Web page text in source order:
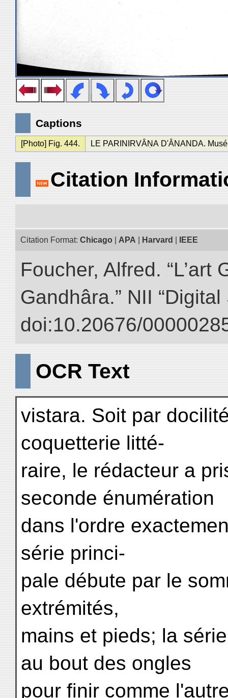
Captions
[Photo] Fig. 444. LE PARINIRVÂṆA D'ÂNANDA.
Citation
Citation Format: Chicago APA Harvard IEEE
Foucher, Alfred.
Gandhâra.” NII
doi:10.20676/
OCR Text
vistara. Soit par
coquetterie litté-
raire, le rédacteur a
seconde énumération
dans l'ordre
série princi-
pale débute par le
extrémités,
mains et pieds; la
au bout des ongles
pour finir comme